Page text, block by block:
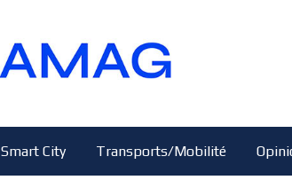
Smart City Transports/Mobilité